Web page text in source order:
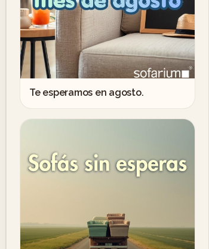
Te esperamos en agosto.